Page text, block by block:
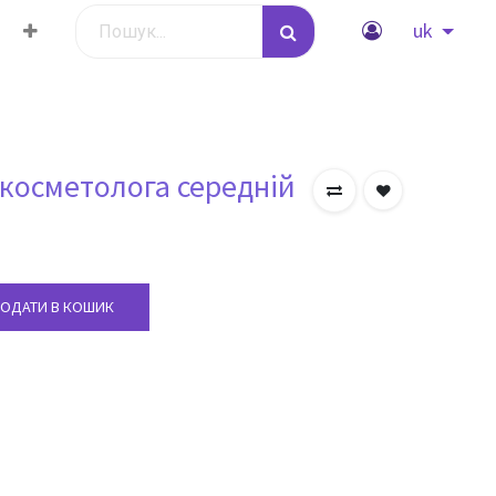
uk
середній
В КОШИК